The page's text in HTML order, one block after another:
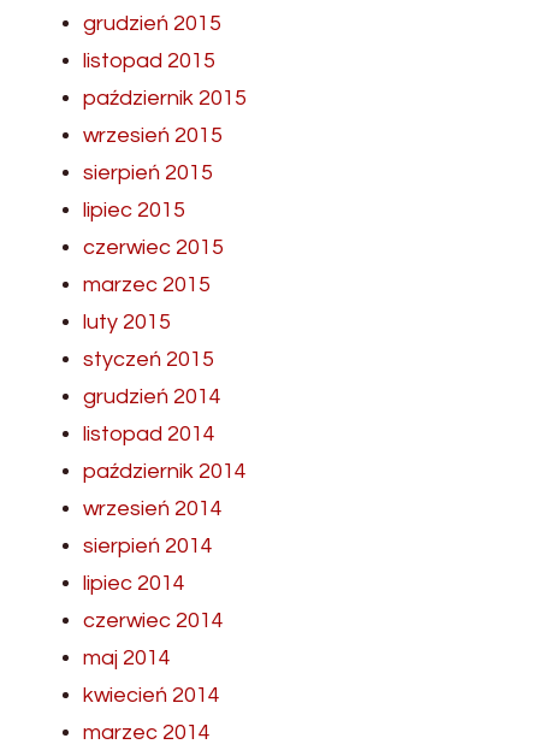
grudzień 2015
listopad 2015
październik 2015
wrzesień 2015
sierpień 2015
lipiec 2015
czerwiec 2015
marzec 2015
luty 2015
styczeń 2015
grudzień 2014
listopad 2014
październik 2014
wrzesień 2014
sierpień 2014
lipiec 2014
czerwiec 2014
maj 2014
kwiecień 2014
marzec 2014